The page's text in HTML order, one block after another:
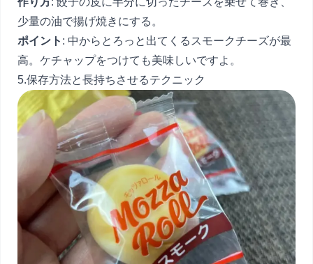
少量の油で揚げ焼きにする。
ポイント : 中からとろっと出てくるスモークチーズが最
高。ケチャップをつけても美味しいですよ。
5.保存方法と長持ちさせるテクニック